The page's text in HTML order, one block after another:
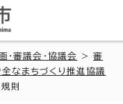
・審議会・協議会 >審
なまちづくり推進協議
則